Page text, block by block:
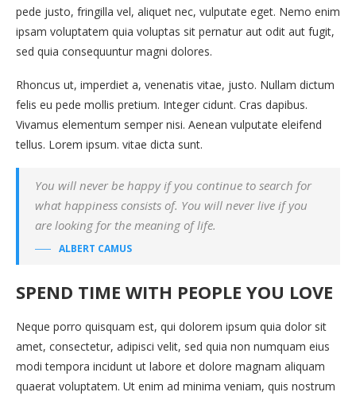
pede justo, fringilla vel, aliquet nec, vulputate eget. Nemo enim
ipsam voluptatem quia voluptas sit pernatur aut odit aut fugit,
sed quia consequuntur magni dolores.
Rhoncus ut, imperdiet a, venenatis vitae, justo. Nullam dictum
felis eu pede mollis pretium. Integer cidunt. Cras dapibus.
Vivamus elementum semper nisi. Aenean vulputate eleifend
tellus. Lorem ipsum. vitae dicta sunt.
You will never be happy if you continue to search for
what happiness consists of. You will never live if you
are looking for the meaning of life.
ALBERT CAMUS
SPEND TIME WITH PEOPLE YOU LOVE
Neque porro quisquam est, qui dolorem ipsum quia dolor sit
amet, consectetur, adipisci velit, sed quia non numquam eius
modi tempora incidunt ut labore et dolore magnam aliquam
quaerat voluptatem. Ut enim ad minima veniam, quis nostrum